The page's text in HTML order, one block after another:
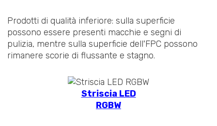
Prodotti di qualità inferiore: sulla superficie
possono essere presenti macchie e segni di
pulizia, mentre sulla superficie dell'FPC possono
rimanere scorie di flussante e stagno.
Striscia LED
RGBW